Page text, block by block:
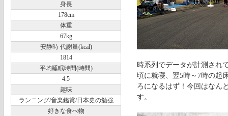
身長
178cm
体重
67kg
安静時 代謝量(kcal)
1814
平均睡眠時間(時間)
4.5
趣味
ランニング/音楽鑑賞/日本史の勉強
好きな食べ物
時系列でデータが計測され
頃に就寝、翌5時～7時の起
ろになるはず！今回はなん
す。